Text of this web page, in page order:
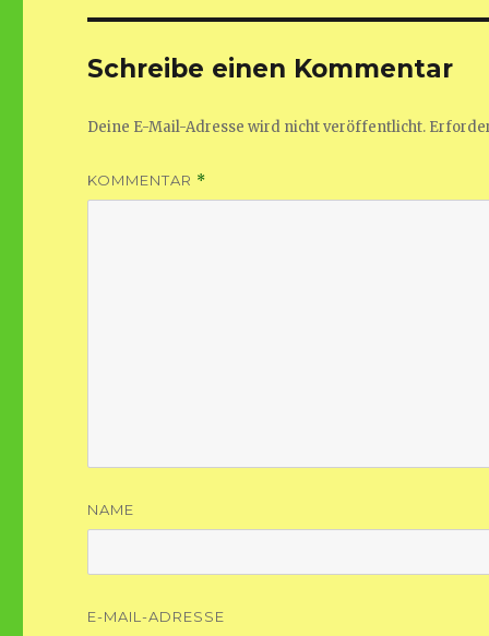
Schreibe einen Kommentar
Deine E-Mail-Adresse wird nicht veröffentlicht.
KOMMENTAR *
NAME
E-MAIL-ADRESSE